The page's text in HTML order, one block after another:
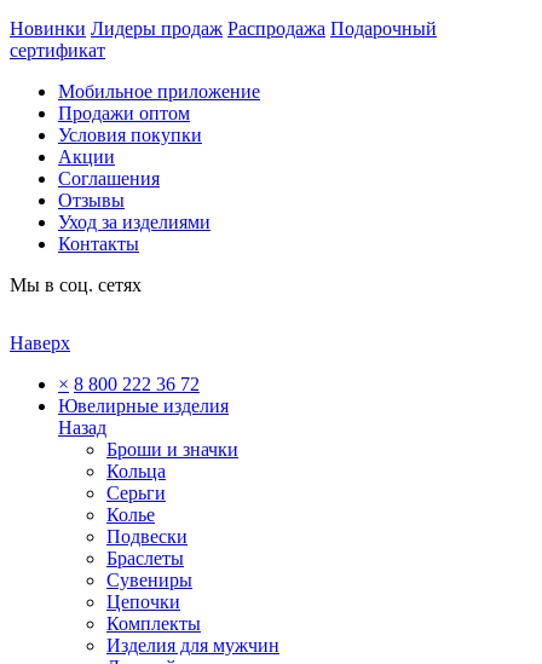
Новинки Лидеры продаж Распродажа Подарочный
сертификат
Мобильное приложение
Продажи оптом
Условия покупки
Акции
Соглашения
Отзывы
Уход за изделиями
Контакты
Мы в соц. сетях
Наверх
× 8 800 222 36 72
Ювелирные изделия
Назад
Броши и значки
Кольца
Серьги
Колье
Подвески
Браслеты
Сувениры
Цепочки
Комплекты
Изделия для мужчин